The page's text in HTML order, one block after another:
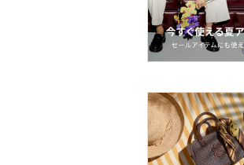
スキンケア
ベースメイク
メイクアップ
ネイル